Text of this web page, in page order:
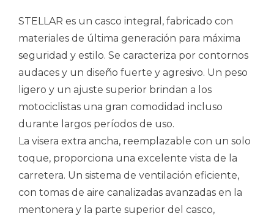
STELLAR es un casco integral, fabricado con
materiales de última generación para máxima
seguridad y estilo. Se caracteriza por contornos
audaces y un diseño fuerte y agresivo. Un peso
ligero y un ajuste superior brindan a los
motociclistas una gran comodidad incluso
durante largos períodos de uso.
La visera extra ancha, reemplazable con un solo
toque, proporciona una excelente vista de la
carretera. Un sistema de ventilación eficiente,
con tomas de aire canalizadas avanzadas en la
mentonera y la parte superior del casco,